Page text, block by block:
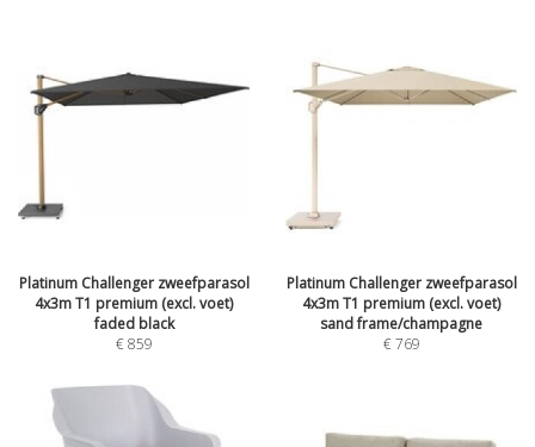
Platinum Challenger zweefparasol
4x3m T1 premium (excl. voet)
faded black
€859
Platinum Challenger zweefparasol
4x3m T1 premium (excl. voet)
sand frame/champagne
€769